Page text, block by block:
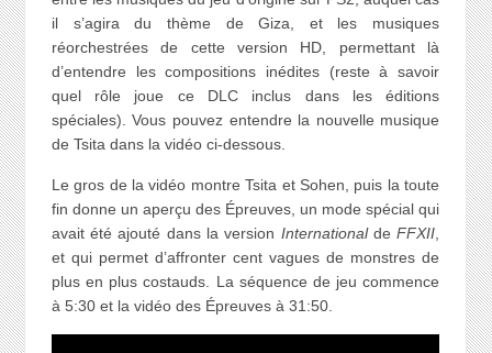
il s’agira du thème de Giza, et les musiques
réorchestrées de cette version HD, permettant là
d’entendre les compositions inédites (reste à savoir
quel rôle joue ce DLC inclus dans les éditions
spéciales). Vous pouvez entendre la nouvelle musique
de Tsita dans la vidéo ci-dessous.
Le gros de la vidéo montre Tsita et Sohen, puis la toute
fin donne un aperçu des Épreuves, un mode spécial qui
avait été ajouté dans la version InternationaldeFFXII
et qui permet d’affronter cent vagues de monstres de
plus en plus costauds. La séquence de jeu commence
à 5:30 et la vidéo des Épreuves à 31:50.